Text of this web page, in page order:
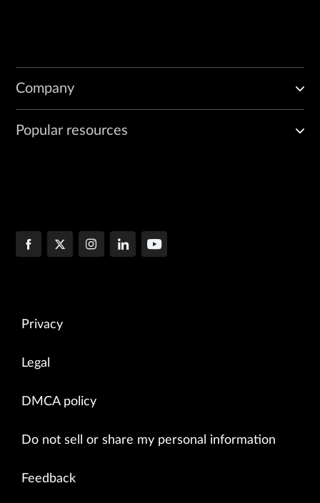
Company
Popular resources
Privacy
Legal
DMCA policy
Do not sell or share my personal information
Feedback